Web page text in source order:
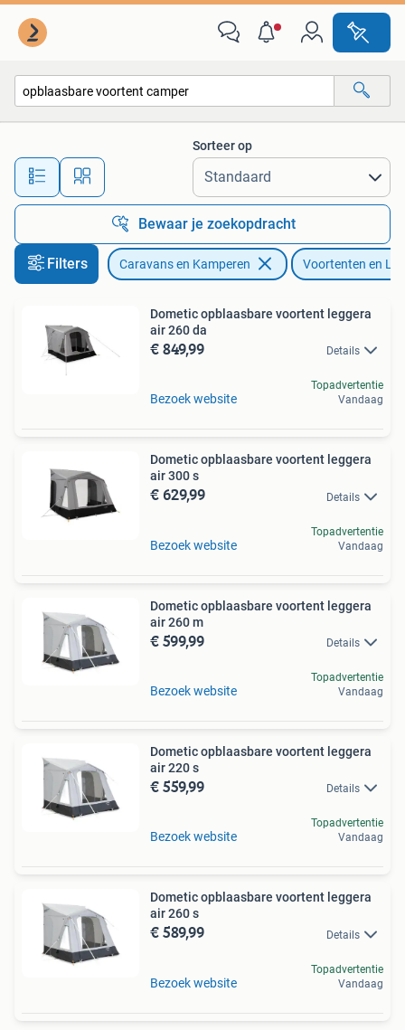
Alle afstanden…
Sorteer op
Bewaar je zoekopdracht
Filters Caravans en Kamperen Voortenten en
Dometic opblaasbare voortent leggera
air 260 da
€ 849,99 Details
Bezoek website
Topadvertentie
Vandaag
Dometic opblaasbare voortent leggera
air 300 s
€ 629,99 Details
Bezoek website
Topadvertentie
Vandaag
Dometic opblaasbare voortent leggera
air 260 m
€ 599,99 Details
Bezoek website
Topadvertentie
Vandaag
Dometic opblaasbare voortent leggera
air 220 s
€ 559,99 Details
Bezoek website
Topadvertentie
Vandaag
Dometic opblaasbare voortent leggera
air 260 s
€ 589,99 Details
Bezoek website
Topadvertentie
Vandaag